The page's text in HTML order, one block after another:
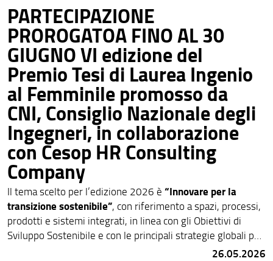
PARTECIPAZIONE
PROROGATOA FINO AL 30
GIUGNO VI edizione del
Premio Tesi di Laurea Ingenio
al Femminile promosso da
CNI, Consiglio Nazionale degli
Ingegneri, in collaborazione
con Cesop HR Consulting
Company
Il tema scelto per l’edizione 2026 è “Innovare per la
transizione sostenibile”, con riferimento a spazi, processi,
prodotti e sistemi integrati, in linea con gli Obiettivi di
Sviluppo Sostenibile e con le principali strategie globali per
il 2050. Sono confermati i cinque premi del valore di 1.500
26.05.2026